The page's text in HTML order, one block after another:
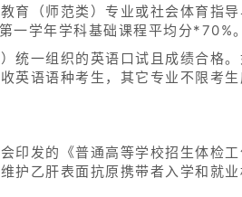
育（师范类）专业或社会体育指
学年学科基础课程平均分*70%。
统一组织的英语口试且成绩合格
英语语种考生，其它专业不限考生
印发的《普通高等学校招生体检
护乙肝表面抗原携带者入学和就